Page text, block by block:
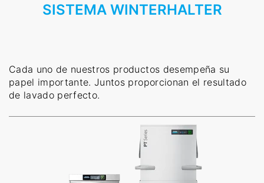
SISTEMA WINTERHALTER
Cada uno de nuestros productos desempeña su
papel importante. Juntos proporcionan el resultado
de lavado perfecto.